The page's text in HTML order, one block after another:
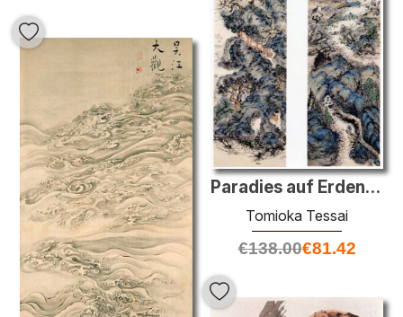
Paradies auf Erden und heiligen Bergen
Tomioka Tessai
€138.00€81.42